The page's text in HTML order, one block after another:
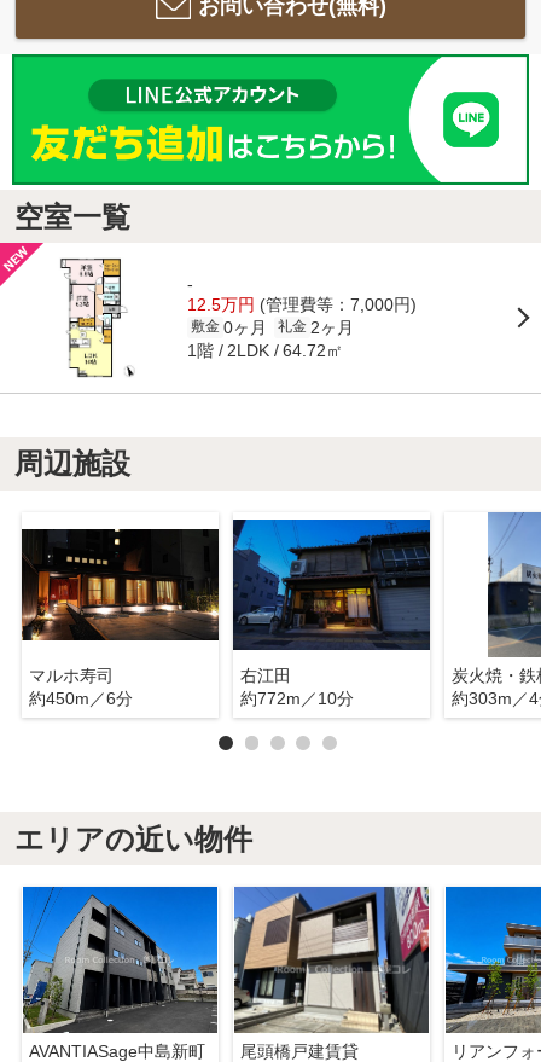
お問い合わせ(無料)
空室一覧
-
12.5万円 (管理費等：7,000円)
敷金 0ヶ月 礼金 2ヶ月
1階 2LDK 64.72㎡
周辺施設
マルホ寿司
約450m／6分
右江田
約772m／10分
約303m／
エリアの近い物件
AVANTIASage中島新町
尾頭橋戸建賃貸
リアンフォ